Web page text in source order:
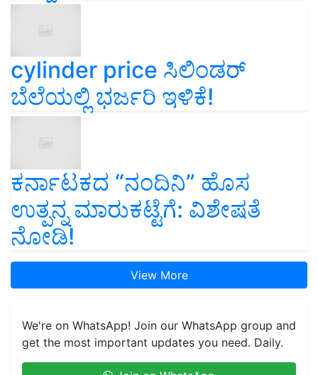
cylinder price ಸಿಲಿಂಡರ್‌
ಬೆಲೆಯಲ್ಲಿ ಭರ್ಜರಿ ಇಳಿಕೆ!
ಕರ್ನಾಟಕದ “ನಂದಿನಿ” ಹೊಸ
ಉತ್ಪನ್ನ ಮಾರುಕಟ್ಟೆಗೆ: ವಿಶೇಷತೆ
ನೋಡಿ!
View More
We're on WhatsApp! Join our WhatsApp group and
get the most important updates you need. Daily.